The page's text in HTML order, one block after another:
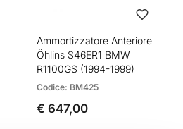
Ammortizzatore Anteriore
Öhlins S46ER1 BMW
R1100GS (1994-1999)
Codice: BM425
€ 647,00